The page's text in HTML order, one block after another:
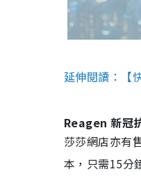
延伸閱讀：【
Reagen 新冠
莎莎網店亦有
本，只需15分